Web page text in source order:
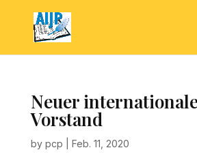
Neuer
Vorstand
by pcp Feb. 11, 2020